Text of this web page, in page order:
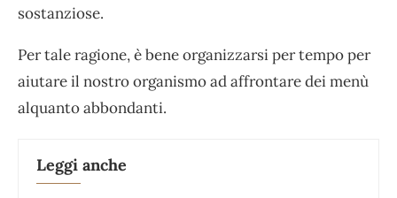
sostanziose.
Per tale ragione, è bene organizzarsi per tempo per
aiutare il nostro organismo ad affrontare dei menù
alquanto abbondanti.
Leggi anche